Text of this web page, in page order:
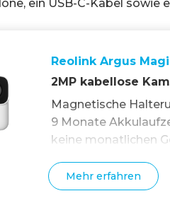
ein USB-C-Kabel sowie
Reolink Argus
2MP kabellose
Magnetische
9 Monate
keine monatlichen
Mehr erfahren